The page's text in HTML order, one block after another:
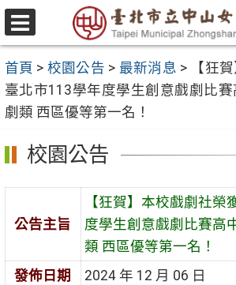
跳
至
要
內
容
區
選
單
首頁 > 校園公告 > 最新消息 >
【狂
臺北市113學年度學生創意戲劇比
劇類 西區優等第一名！
校園公告
公告主旨
【狂賀】本校戲劇社榮
度學生創意戲劇比賽高
類 西區優等第一名！
發佈日期
2024 年 12 月 06 日